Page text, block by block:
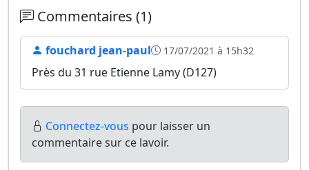
Commentaires (1)
fouchard jean-paul 17/07/2021 à 15h32
Près du 31 rue Etienne Lamy (D127)
Connectez-vous pour laisser un
commentaire sur ce lavoir.